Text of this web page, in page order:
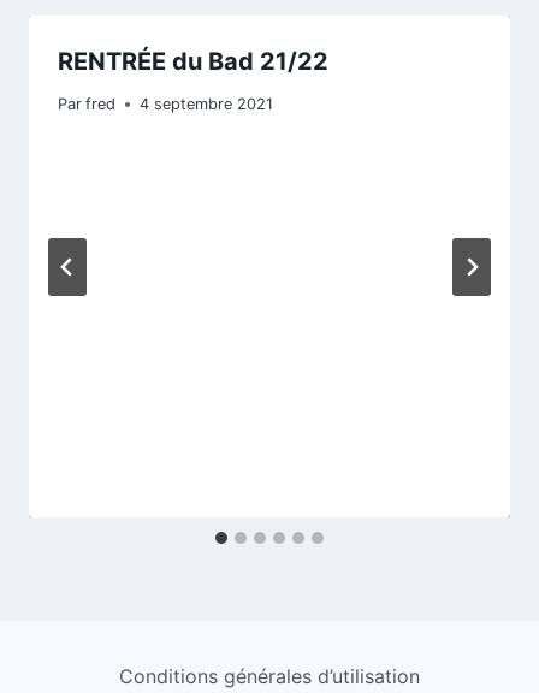
RENTRÉE du Bad 21/22
Par fred 4 septembre 2021
Conditions générales d’utilisation